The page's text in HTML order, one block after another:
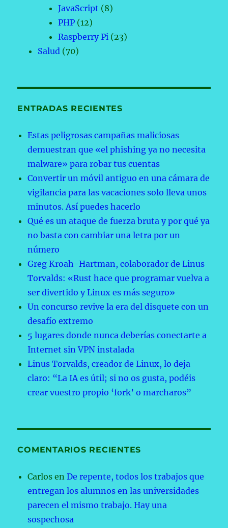
JavaScript (8)
PHP (12)
Raspberry Pi (23)
Salud (70)
ENTRADAS RECIENTES
Estas peligrosas campañas maliciosas
demuestran que «el phishing ya no necesita
malware» para robar tus cuentas
Convertir un móvil antiguo en una cámara de
vigilancia para las vacaciones solo lleva unos
minutos. Así puedes hacerlo
Qué es un ataque de fuerza bruta y por qué ya
no basta con cambiar una letra por un
número
Greg Kroah-Hartman, colaborador de Linus
Torvalds: «Rust hace que programar vuelva a
ser divertido y Linux es más seguro»
Un concurso revive la era del disquete con un
desafío extremo
5 lugares donde nunca deberías conectarte a
Internet sin VPN instalada
Linus Torvalds, creador de Linux, lo deja
claro: “La IA es útil; si no os gusta, podéis
crear vuestro propio ‘fork’ o marcharos”
COMENTARIOS RECIENTES
Carlos enDe repente, todos los trabajos que
entregan los alumnos en las universidades
parecen el mismo trabajo. Hay una
sospechosa